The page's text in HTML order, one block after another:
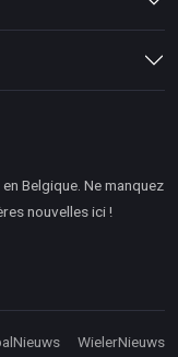
Belgique. Ne manquez
nouvelles ici !
WielerNieuws